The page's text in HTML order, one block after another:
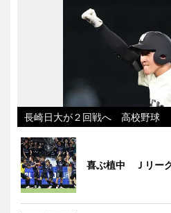
長崎日大が２回戦へ 高校野球
喜ぶ植中 Ｊリー